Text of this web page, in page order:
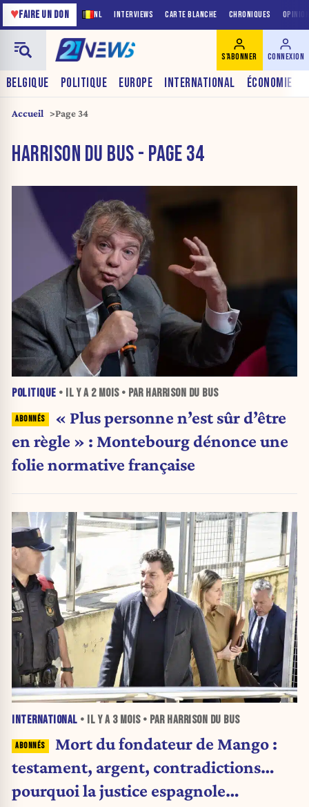
NL INTERVIEWS CARTE BLANCHE CHRONIQUES
♥FAIRE UN DON
BELGIQUE POLITIQUE EUROPE INTERNATIONAL ÉCONOMIE
S'ABONNER CONNEXION
Accueil Page 34
HARRISON DU BUS - PAGE 34
POLITIQUE • IL Y A 2 MOIS• PAR HARRISON DU BUS
« Plus personne n’est sûr d’être
en règle » : Montebourg dénonce une
folie normative française
INTERNATIONAL • IL Y A 3 MOIS• PAR HARRISON DU BUS
Mort du fondateur de Mango :
testament, argent, contradictions…
pourquoi la justice espagnole